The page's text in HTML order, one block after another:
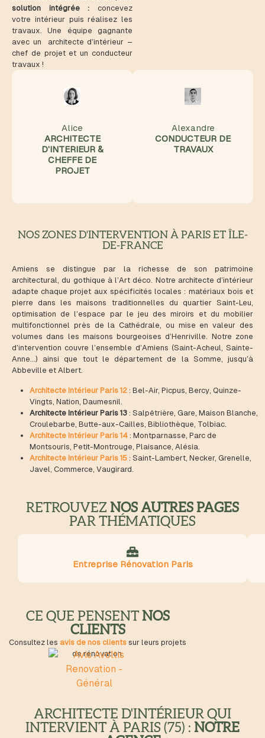
solution intégrée : concevez
votre intérieur puis réalisez les
travaux. Une équipe gagnante
avec un architecte d’intérieur –
chef de projet et un conducteur
travaux !
Alice
ARCHITECTE
D'INTERIEUR &
CHEFFE DE
PROJET
Alexandre
CONDUCTEUR DE
TRAVAUX
NOS ZONES D'INTERVENTION À PARIS ET ÎLE-
DE-FRANCE
Amiens se distingue par la richesse de son patrimoine
architectural, du gothique à l’Art déco. Notre architecte d’intérieur
adapte chaque projet aux spécificités locales : matériaux bois et
pierre dans les maisons traditionnelles du quartier Saint-Leu,
optimisation de l’espace par le jeu des miroirs et du mobilier
multifonctionnel près de la Cathédrale, ou mise en valeur des
volumes dans les maisons bourgeoises d’Henriville. Notre zone
d’intervention couvre l’ensemble d’Amiens (Saint-Acheul, Sainte-
Anne…) ainsi que tout le département de la Somme, jusqu’à
Abbeville et Albert.
Architecte Intérieur Paris 12 : Bel-Air, Picpus, Bercy, Quinze-
Vingts, Nation, Daumesnil.
Architecte Intérieur Paris 13 : Salpêtrière, Gare, Maison Blanche,
Croulebarbe, Butte-aux-Cailles, Bibliothèque, Tolbiac.
Architecte Intérieur Paris 14 : Montparnasse, Parc de
Montsouris, Petit-Montrouge, Plaisance, Alésia.
Architecte Intérieur Paris 15 : Saint-Lambert, Necker, Grenelle,
Javel, Commerce, Vaugirard.
RETROUVEZ NOS AUTRES PAGES
PAR THÉMATIQUES
Entreprise Rénovation Paris
CE QUE PENSENT NOS
CLIENTS
Consultez les avis de nos clients sur leurs projets
de rénovation.
ARCHITECTE D'INTÉRIEUR QUI
INTERVIENT À PARIS (75) : NOTRE